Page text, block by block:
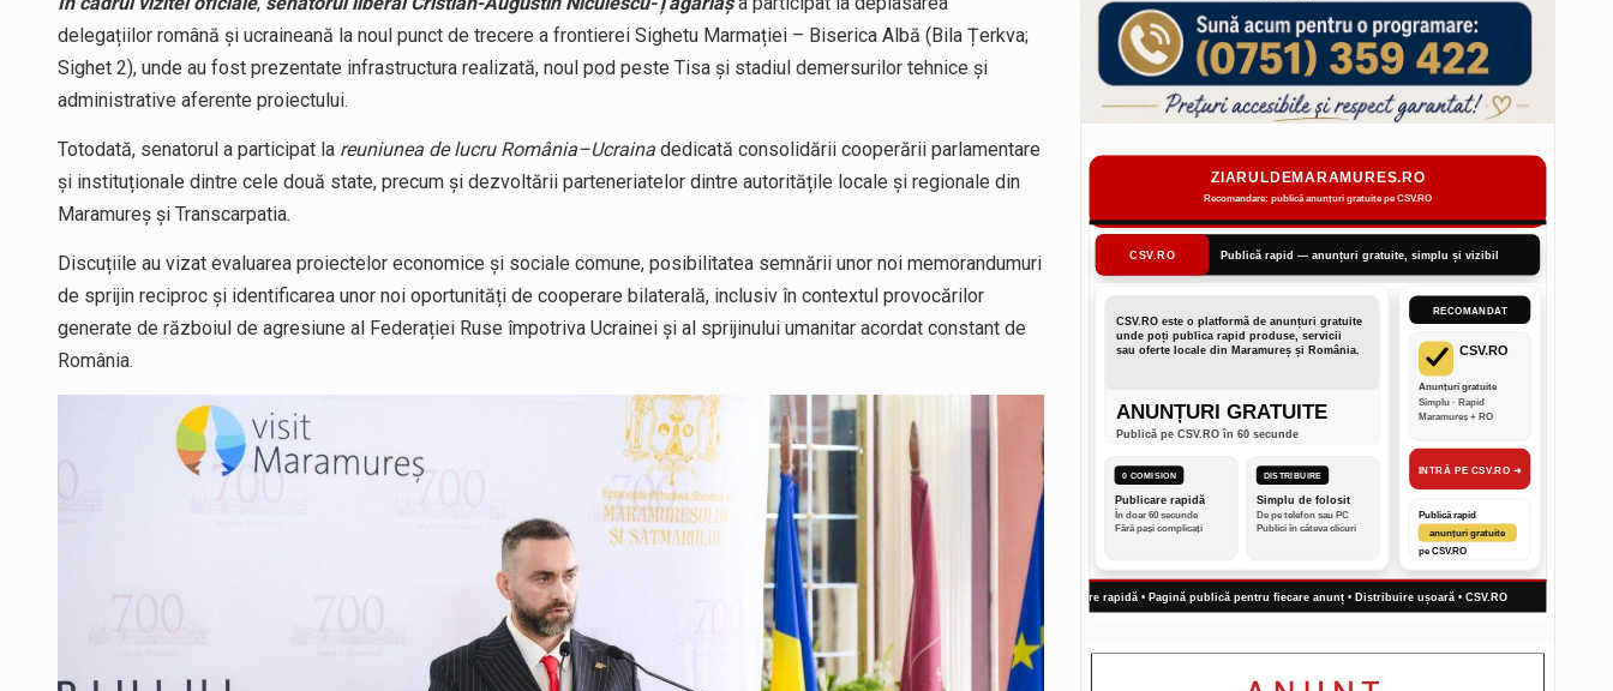
delegațiilor română și ucraineană la noul punct de trecere a frontierei Sighetu Marmației – Biserica Albă (Bila Țerkva;
Sighet 2), unde au fost prezentate infrastructura realizată, noul pod peste Tisa și stadiul demersurilor tehnice și
administrative aferente proiectului.
Totodată, senatorul a participat la reuniunea de lucru România–Ucraina dedicată consolidării cooperării parlamentare
și instituționale dintre cele două state, precum și dezvoltării parteneriatelor dintre autoritățile locale și regionale din
Maramureș și Transcarpatia.
Discuțiile au vizat evaluarea proiectelor economice și sociale comune, posibilitatea semnării unor noi memorandumuri
de sprijin reciproc și identificarea unor noi oportunități de cooperare bilaterală, inclusiv în contextul provocărilor
generate de războiul de agresiune al Federației Ruse împotriva Ucrainei și al sprijinului umanitar acordat constant de
România.